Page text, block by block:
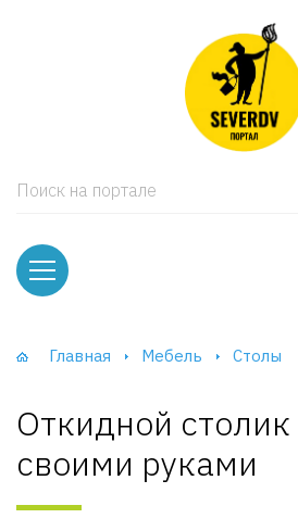
Поиск на портале
Главная Мебель Столы
Откидной
своими руками
и тумбы